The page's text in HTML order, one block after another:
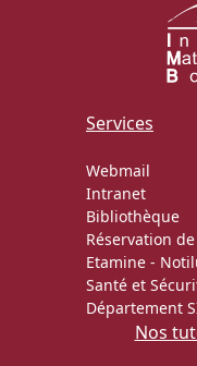
Services
Webmail
Intranet
Bibliothèque
Réservation
Etamine -
Santé et
Département
Nos